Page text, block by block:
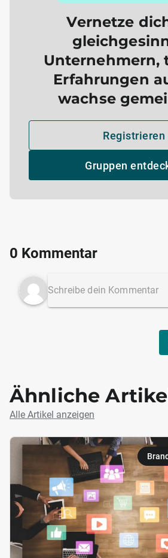
Vernetze
Unternehmern,
Erfahrungen
wachse
Registrieren
Gruppen
0 Kommentar
Ähnliche
Alle Artikel anzeigen